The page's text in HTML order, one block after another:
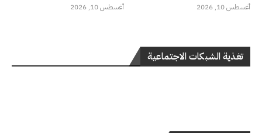
أغسطس 10, 2026 أغسطس 10, 2026
تغذية الشبكات الاجتماعية